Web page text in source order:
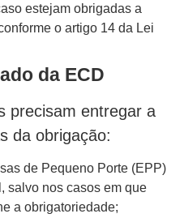
estejam obrigadas a
o artigo 14 da Lei
da ECD
precisam entregar a
da obrigação:
de Pequeno Porte (EPP)
salvo nos casos em que
a obrigatoriedade;